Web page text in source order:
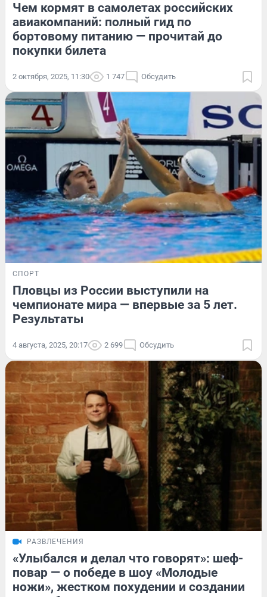
Чем кормят в самолетах российских
авиакомпаний: полный гид по
бортовому питанию — прочитай до
покупки билета
2 октября, 2025, 11:30 1 747 Обсудить
СПОРТ
Пловцы из России выступили на
чемпионате мира — впервые за 5 лет.
Результаты
4 августа, 2025, 20:17 2 699 Обсудить
РАЗВЛЕЧЕНИЯ
«Улыбался и делал что говорят»: шеф-
повар — о победе в шоу «Молодые
ножи», жестком похудении и создании